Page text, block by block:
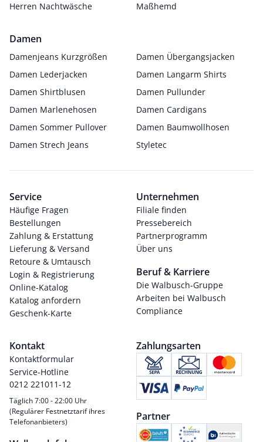
Herren Nachtwäsche
Maßhemd
Damen
Damenjeans Kurzgrößen
Damen Übergangsjacken
Damen Lederjacken
Damen Langarm Shirts
Damen Shirtblusen
Damen Pullunder
Damen Marlenehosen
Damen Cardigans
Damen Sommer Pullover
Damen Baumwollhosen
Damen Strech Jeans
Styletec
Service
Häufige Fragen
Bestellungen
Zahlung & Erstattung
Lieferung & Versand
Retoure & Umtausch
Login & Registrierung
Online-Katalog
Katalog anfordern
Geschenk-Karte
Unternehmen
Filiale finden
Pressebereich
Partnerprogramm
Über uns
Beruf & Karriere
Die Walbusch-Gruppe
Arbeiten bei Walbusch
Compliance
Kontakt
Kontaktformular
Service-Hotline
0212 221011-12
Täglich 7:00 - 22:00 Uhr
(Regulärer Festnetztarif ihres
Telefonanbieters)
Zahlungsarten
Partner